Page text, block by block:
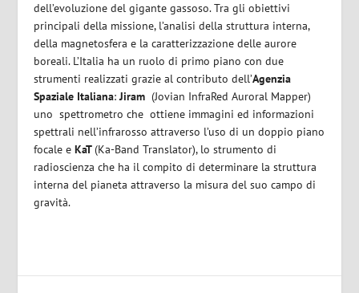
dell’evoluzione del gigante gassoso. Tra gli obiettivi
principali della missione, l’analisi della struttura interna,
della magnetosfera e la caratterizzazione delle aurore
boreali. L’Italia ha un ruolo di primo piano con due
strumenti realizzati grazie al contributo dell’Agenzia
Spaziale Italiana:Jiram (Jovian InfraRed Auroral Mapper)
uno spettrometro che ottiene immagini ed informazioni
spettrali nell’infrarosso attraverso l’uso di un doppio piano
focale eKaT(Ka-Band Translator), lo strumento di
radioscienza che ha il compito di determinare la struttura
interna del pianeta attraverso la misura del suo campo di
gravità.